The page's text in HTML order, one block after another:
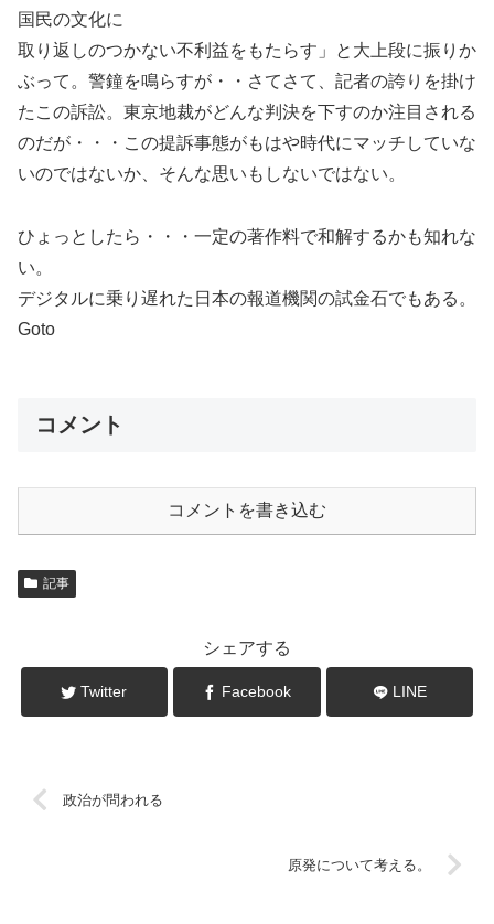
国民の文化に
取り返しのつかない不利益をもたらす」と大上段に振りか
ぶって。警鐘を鳴らすが・・さてさて、記者の誇りを掛け
たこの訴訟。東京地裁がどんな判決を下すのか注目される
のだが・・・この提訴事態がもはや時代にマッチしていな
いのではないか、そんな思いもしないではない。
ひょっとしたら・・・一定の著作料で和解するかも知れな
い。
デジタルに乗り遅れた日本の報道機関の試金石でもある。
Goto
コメント
コメントを書き込む
記事
シェアする
Twitter Facebook LINE
政治が問われる
原発について考える。